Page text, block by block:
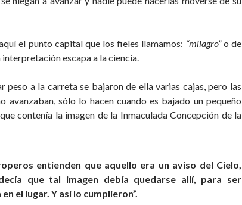
el punto capital que los fieles llamamos: “milagro”o de
interpretación escapa a la ciencia.
peso a la carreta se bajaron de ella varias cajas, pero las
avanzaban, sólo lo hacen cuando es bajado un pequeño
contenía la imagen de la Inmaculada Concepción de la
entienden que aquello era un aviso del Cielo,
que tal imagen debía quedarse allí, para ser
el lugar. Y así lo cumplieron”.